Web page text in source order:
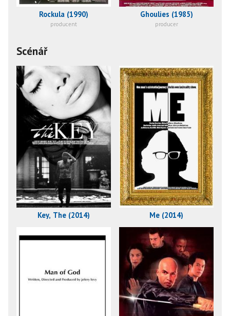
Rockula (1990)
producent
Ghoulies (1985)
producer
Scénář
Key, The (2014) Me (2014)